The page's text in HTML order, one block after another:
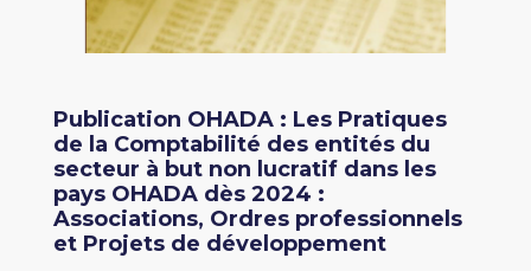
Publication OHADA : Les Pratiques
de la Comptabilité des entités du
secteur à but non lucratif dans les
pays OHADA dès 2024 :
Associations, Ordres professionnels
et Projets de développement